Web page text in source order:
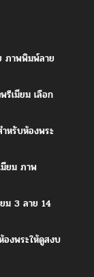
ภาพพิมพ์ลาย
รีเมียม เลือก
หรับห้องพระ
ยม ภาพ
ม 3 ลาย 14
องพระให้ดูสงบ